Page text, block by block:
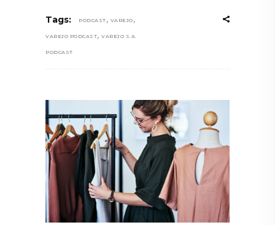
Tags: PODCAST , VAREJO ,
VAREJO PODCAST, VAREJO S.A.
PODCAST